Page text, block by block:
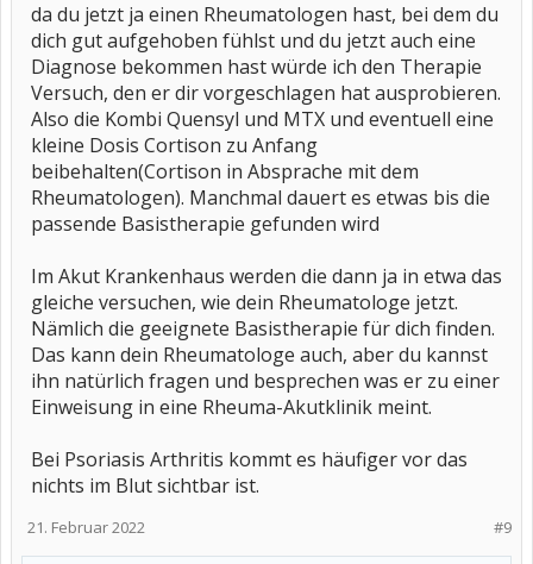
da du jetzt ja einen Rheumatologen hast, bei dem du
dich gut aufgehoben fühlst und du jetzt auch eine
Diagnose bekommen hast würde ich den Therapie
Versuch, den er dir vorgeschlagen hat ausprobieren.
Also die Kombi Quensyl und MTX und eventuell eine
kleine Dosis Cortison zu Anfang
beibehalten(Cortison in Absprache mit dem
Rheumatologen). Manchmal dauert es etwas bis die
passende Basistherapie gefunden wird
Im Akut Krankenhaus werden die dann ja in etwa das
gleiche versuchen, wie dein Rheumatologe jetzt.
Nämlich die geeignete Basistherapie für dich finden.
Das kann dein Rheumatologe auch, aber du kannst
ihn natürlich fragen und besprechen was er zu einer
Einweisung in eine Rheuma-Akutklinik meint.
Bei Psoriasis Arthritis kommt es häufiger vor das
nichts im Blut sichtbar ist.
#9
21. Februar 2022